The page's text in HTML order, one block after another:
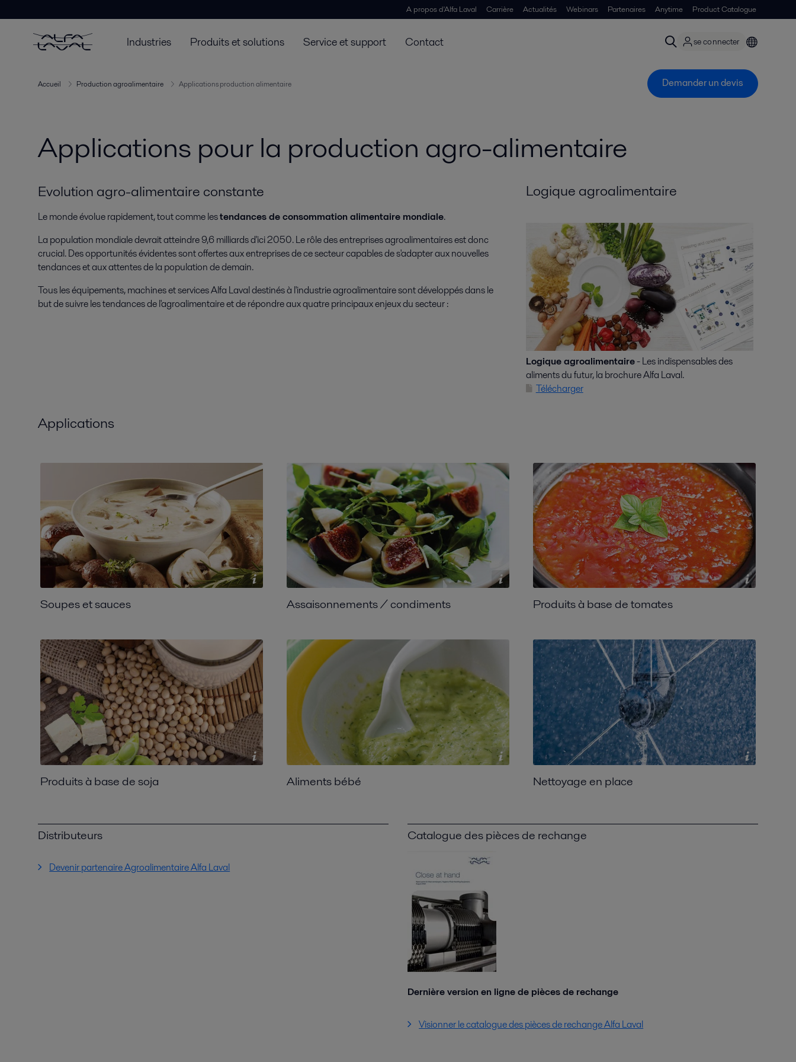
A propos d'Alfa Laval Carrière Actualités Webinars Partenaires Anytime Product Catalogue
Industries Produits et solutions Service et support Contact se connecter
Accueil Production agroalimentaire Applications production alimentaire Demander un devis
Applications pour la production agro-alimentaire
Evolution agro-alimentaire constante
Le monde évolue rapidement, tout comme lestendances de consommation alimentaire mondiale.
La population mondiale devrait atteindre 9,6 milliards d'ici 2050. Le rôle des entreprises agroalimentaires est donc
crucial. Des opportunités évidentes sont offertes aux entreprises de ce secteur capables de s'adapter aux nouvelles
tendances et aux attentes de la population de demain.
Tous les équipements, machines et services Alfa Laval destinés à l'industrie agroalimentaire sont développés dans le
but de suivre les tendances de l'agroalimentaire et de répondre aux quatre principaux enjeux du secteur :
Logique agroalimentaire
Logique agroalimentaire- Les indispensables des
aliments du futur, la brochure Alfa Laval.
Télécharger
Applications
Soupes et sauces Assaisonnements / condiments Produits à base de tomates
Produits à base de soja Aliments bébé Nettoyage en place
Distributeurs
Devenir partenaire Agroalimentaire Alfa Laval
Catalogue des pièces de rechange
Dernière version en ligne de pièces de rechange
Visionner le catalogue des pièces de rechange Alfa Laval